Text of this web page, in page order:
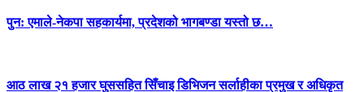
पुन: एमाले-नेकपा सहकार्यमा, प्रदेशको भागबण्डा यस्तो छ…
आठ लाख २१ हजार घुससहित सिँचाइ डिभिजन सर्लाहीका प्रमुख र अधिकृत